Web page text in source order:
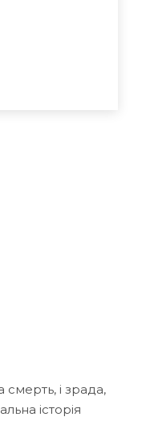
і зрада,
історія